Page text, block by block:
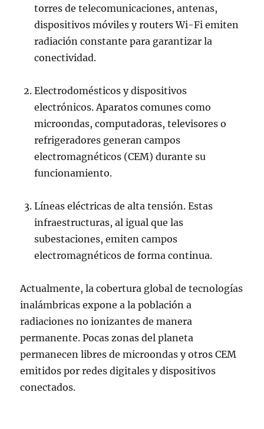
torres de telecomunicaciones, antenas,
dispositivos móviles y routers Wi-Fi emiten
radiación constante para garantizar la
conectividad.
Electrodomésticos y dispositivos
electrónicos. Aparatos comunes como
microondas, computadoras, televisores o
refrigeradores generan campos
electromagnéticos (CEM) durante su
funcionamiento.
Líneas eléctricas de alta tensión. Estas
infraestructuras, al igual que las
subestaciones, emiten campos
electromagnéticos de forma continua.
Actualmente, la cobertura global de tecnologías
inalámbricas expone a la población a
radiaciones no ionizantes de manera
permanente. Pocas zonas del planeta
permanecen libres de microondas y otros CEM
emitidos por redes digitales y dispositivos
conectados.